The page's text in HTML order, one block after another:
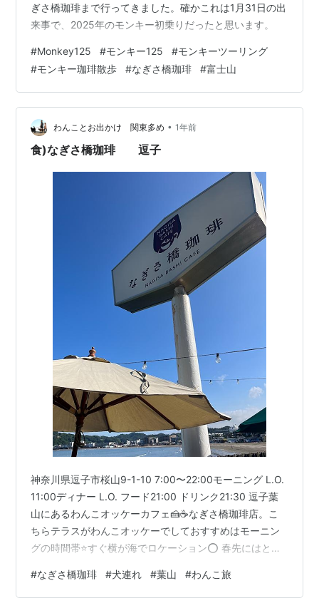
ぎさ橋珈琲まで行ってきました。確かこれは1月31日の出
来事で、2025年のモンキー初乗りだったと思います。
#Monkey125 #モンキー125 #モンキーツーリング
#モンキー珈琲散歩 #なぎさ橋珈琲 #富士山
わんことお出かけ 関東多め • 1年前
食)なぎさ橋珈琲 逗子
神奈川県逗子市桜山9-1-10 7:00〜22:00モーニング L.O.
11:00ディナー L.O. フード21:00 ドリンク21:30 逗子葉
山にあるわんこオッケーカフェ🍰☕️なぎさ橋珈琲店。こ
ちらテラスがわんこオッケーでしておすすめはモーニン
グの時間帯⭐️すぐ横が海でロケーション⭕️ 春先にはとっ
ー多めです。優柔不断な方は先にメニュー確認を！笑 わ
んこの水の用意もあるので親切ですね⭐️ モーニングメニ
#なぎさ橋珈琲 #犬連れ #葉山 #わんこ旅